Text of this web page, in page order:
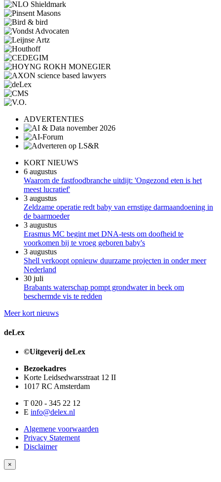
ADVERTENTIES
KORT NIEUWS
6 augustus
Waarom de fastfoodbranche uitdijt: 'Ongezond eten is het
meest lucratief'
3 augustus
Zeldzame operatie redt baby van ernstige darmaandoening in
de baarmoeder
3 augustus
Erasmus MC begint met DNA-tests om doofheid te
voorkomen bij te vroeg geboren baby's
3 augustus
Shell verkoopt opnieuw duurzame projecten in onder meer
Nederland
30 juli
Brabants waterschap pompt grondwater in beek om
beschermde vis te redden
Meer kort nieuws
deLex
©Uitgeverij deLex
Bezoekadres
Korte Leidsedwarsstraat 12 II
1017 RC Amsterdam
T 020 - 345 22 12
E info@delex.nl
Algemene voorwaarden
Privacy Statement
Disclaimer
×